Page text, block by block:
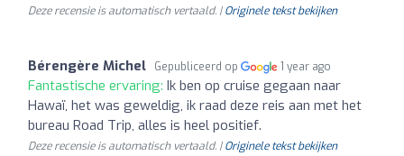
Deze recensie is automatisch vertaald. |Originele tekst bekijken
Bérengère Michel Gepubliceerd op 1 year ago
Fantastische ervaring: Ik ben op cruise gegaan naar
Hawaï, het was geweldig, ik raad deze reis aan met het
bureau Road Trip, alles is heel positief.
Deze recensie is automatisch vertaald. |Originele tekst bekijken